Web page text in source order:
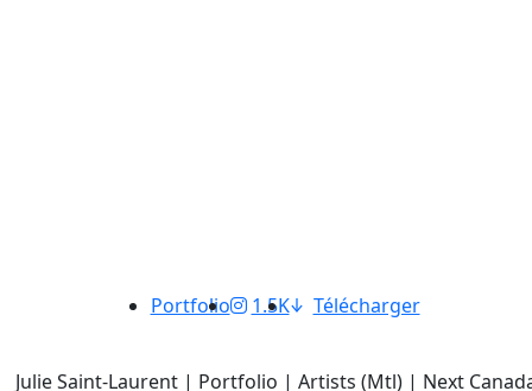
Portfolio 1.5K Télécharger